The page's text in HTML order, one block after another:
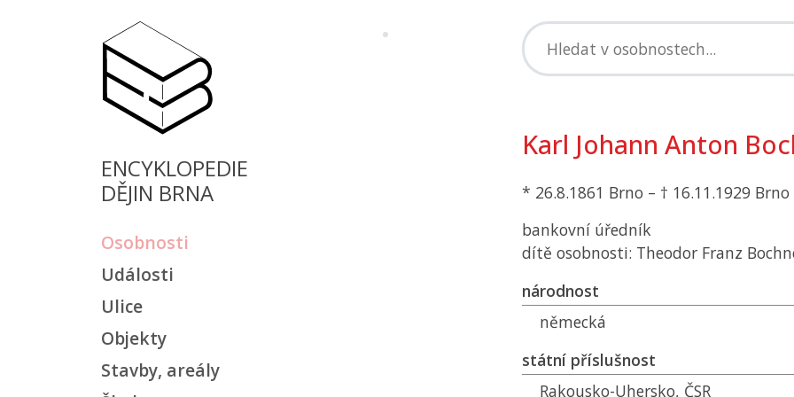
ENCYKLOPEDIE
DĚJIN BRNA
Osobnosti
Události
Ulice
Objekty
Stavby, areály
Karl Johann Anton
* 26.8.1861 Brno – † 16.11.1929 Brno
bankovní úředník
dítě osobnosti: Theodor Franz
národnost
německá
státní příslušnost
Rakousko-Uhersko, ČSR